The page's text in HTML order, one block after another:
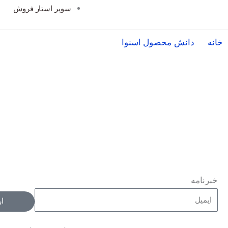
سوپر استار فروش
خانه دانش محصول اسنوا
خبرنامه